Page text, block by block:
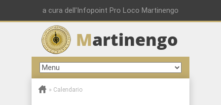
a cura dell'Infopoint Pro Loco Martinengo
Martinengo
» Calendario